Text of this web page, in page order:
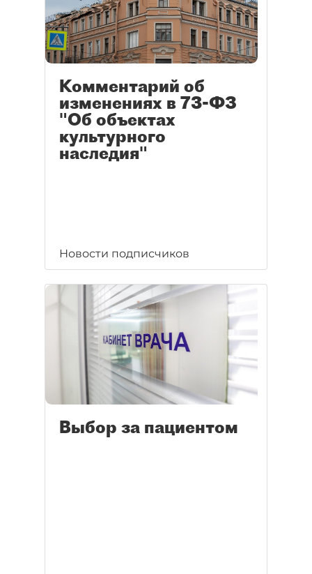
Комментарий об
изменениях в 73-ФЗ
"Об объектах
культурного
наследия"
Новости подписчиков
Выбор за пациентом